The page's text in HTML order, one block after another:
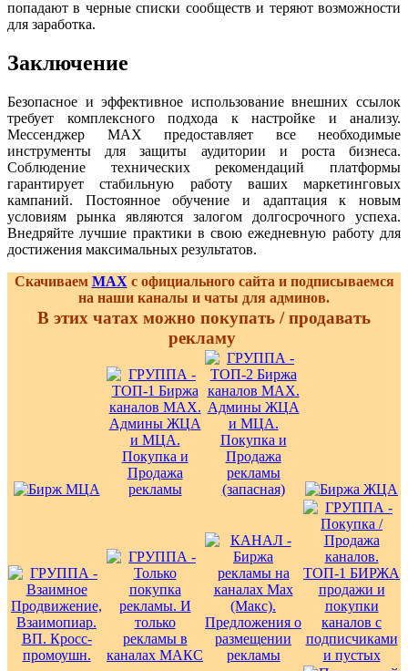
попадают в черные списки сообществ и теряют возможности
для заработка.
Заключение
Безопасное и эффективное использование внешних ссылок
требует комплексного подхода к настройке и анализу.
Мессенджер MAX предоставляет все необходимые
инструменты для защиты аудитории и роста бизнеса.
Соблюдение технических рекомендаций платформы
гарантирует стабильную работу ваших маркетинговых
кампаний. Постоянное обучение и адаптация к новым
условиям рынка являются залогом долгосрочного успеха.
Внедряйте лучшие практики в свою ежедневную работу для
достижения максимальных результатов.
Скачиваем MAX с официального сайта и подписываемся
на наши каналы и чаты для админов.
В этих чатах можно покупать / продавать
рекламу